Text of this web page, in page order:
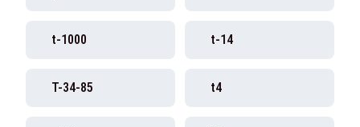
t-1000 t-14
T-34-85 t4